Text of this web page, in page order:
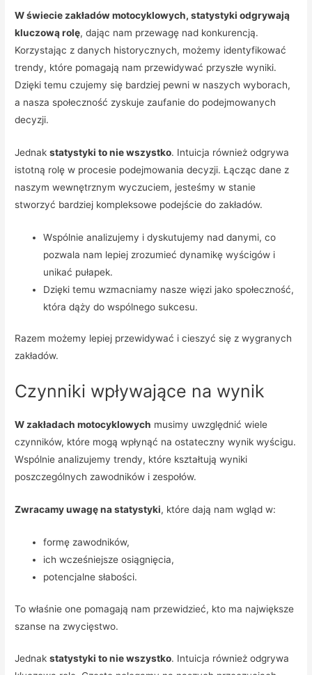
W świecie zakładów motocyklowych, statystyki odgrywają
kluczową rolę, dając nam przewagę nad konkurencją.
Korzystając z danych historycznych, możemy identyfikować
trendy, które pomagają nam przewidywać przyszłe wyniki.
Dzięki temu czujemy się bardziej pewni w naszych wyborach,
a nasza społeczność zyskuje zaufanie do podejmowanych
decyzji.
Jednakstatystyki to nie wszystko. Intuicja również odgrywa
istotną rolę w procesie podejmowania decyzji. Łącząc dane z
naszym wewnętrznym wyczuciem, jesteśmy w stanie
stworzyć bardziej kompleksowe podejście do zakładów.
Wspólnie analizujemy i dyskutujemy nad danymi, co
pozwala nam lepiej zrozumieć dynamikę wyścigów i
unikać pułapek.
Dzięki temu wzmacniamy nasze więzi jako społeczność,
która dąży do wspólnego sukcesu.
Razem możemy lepiej przewidywać i cieszyć się z wygranych
zakładów.
Czynniki wpływające na wynik
W zakładach motocyklowych musimy uwzględnić wiele
czynników, które mogą wpłynąć na ostateczny wynik wyścigu.
Wspólnie analizujemy trendy, które kształtują wyniki
poszczególnych zawodników i zespołów.
Zwracamy uwagę na statystyki, które dają nam wgląd w:
formę zawodników,
ich wcześniejsze osiągnięcia,
potencjalne słabości.
To właśnie one pomagają nam przewidzieć, kto ma największe
szanse na zwycięstwo.
Jednakstatystyki to nie wszystko. Intuicja również odgrywa